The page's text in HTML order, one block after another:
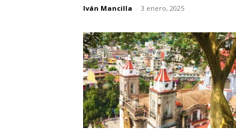
Iván Mancilla - 3 enero, 2025